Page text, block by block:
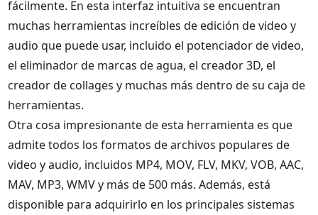
fácilmente. En esta interfaz intuitiva se encuentran
muchas herramientas increíbles de edición de video y
audio que puede usar, incluido el potenciador de video,
el eliminador de marcas de agua, el creador 3D, el
creador de collages y muchas más dentro de su caja de
herramientas.
Otra cosa impresionante de esta herramienta es que
admite todos los formatos de archivos populares de
video y audio, incluidos MP4, MOV, FLV, MKV, VOB, AAC,
MAV, MP3, WMV y más de 500 más. Además, está
disponible para adquirirlo en los principales sistemas